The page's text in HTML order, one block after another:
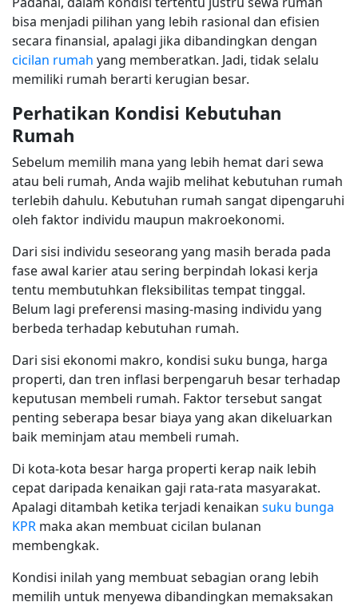
bisa menjadi pilihan yang lebih rasional dan efisien
secara finansial, apalagi jika dibandingkan dengan
cicilan rumah yang memberatkan. Jadi, tidak selalu
memiliki rumah berarti kerugian besar.
Perhatikan Kondisi Kebutuhan
Rumah
Sebelum memilih mana yang lebih hemat dari sewa
atau beli rumah, Anda wajib melihat kebutuhan rumah
terlebih dahulu. Kebutuhan rumah sangat dipengaruhi
oleh faktor individu maupun makroekonomi.
Dari sisi individu seseorang yang masih berada pada
fase awal karier atau sering berpindah lokasi kerja
tentu membutuhkan fleksibilitas tempat tinggal.
Belum lagi preferensi masing-masing individu yang
berbeda terhadap kebutuhan rumah.
Dari sisi ekonomi makro, kondisi suku bunga, harga
properti, dan tren inflasi berpengaruh besar terhadap
keputusan membeli rumah. Faktor tersebut sangat
penting seberapa besar biaya yang akan dikeluarkan
baik meminjam atau membeli rumah.
Di kota-kota besar harga properti kerap naik lebih
cepat daripada kenaikan gaji rata-rata masyarakat.
Apalagi ditambah ketika terjadi kenaikan suku bunga
KPR maka akan membuat cicilan bulanan
membengkak.
Kondisi inilah yang membuat sebagian orang lebih
memilih untuk menyewa dibandingkan memaksakan